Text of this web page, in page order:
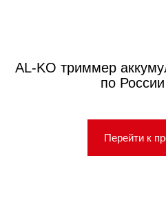
AL-KO триммер
по
Перейти к